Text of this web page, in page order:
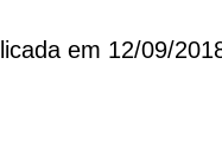
em 12/09/